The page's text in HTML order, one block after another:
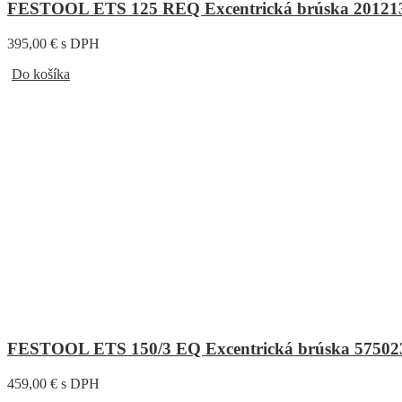
FESTOOL ETS 125 REQ Excentrická brúska
395,00 € s DPH
Do košíka
FESTOOL ETS 150/3 EQ Excentrická brúska
459,00 € s DPH